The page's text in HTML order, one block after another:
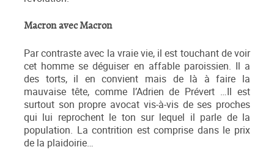
Macron avec Macron
Par contraste avec la vraie vie, il est touchant de voir
cet homme se déguiser en affable paroissien. Il a
des torts, il en convient mais de là à faire la
mauvaise tête, comme l’Adrien de Prévert …Il est
surtout son propre avocat vis-à-vis de ses proches
qui lui reprochent le ton sur lequel il parle de la
population. La contrition est comprise dans le prix
de la plaidoirie…